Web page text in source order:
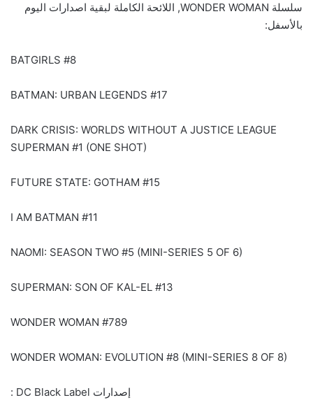
سلسلة WONDER WOMAN, اللائحة الكاملة لبقية اصدارات اليوم
بالأسفل:
BATGIRLS #8
BATMAN: URBAN LEGENDS #17
DARK CRISIS: WORLDS WITHOUT A JUSTICE LEAGUE
SUPERMAN #1 (ONE SHOT)
FUTURE STATE: GOTHAM #15
I AM BATMAN #11
NAOMI: SEASON TWO #5 (MINI-SERIES 5 OF 6)
SUPERMAN: SON OF KAL-EL #13
WONDER WOMAN #789
WONDER WOMAN: EVOLUTION #8 (MINI-SERIES 8 OF 8)
إصدارات DC Black Label :